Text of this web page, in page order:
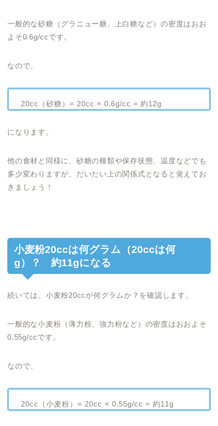
一般的な砂糖（グラニュー糖、上白糖など）の密度はおお
よそ0.6g/ccです。
なので、
20cc（砂糖）= 20cc × 0.6g/cc = 約12g
になります。
他の食材と同様に、砂糖の種類や保存状態、温度などでも
多少変わりますが、だいたい上の関係式となると覚えてお
きましょう！
小麦粉20ccは何グラム（20ccは何
g）？ 約11gになる
続いては、小麦粉20ccが何グラムか？を確認します。
一般的な小麦粉（薄力粉、強力粉など）の密度はおおよそ
0.55g/ccです。
なので、
20cc（小麦粉）= 20cc × 0.55g/cc = 約11g